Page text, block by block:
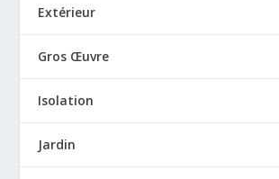
Extérieur
Gros Œuvre
Isolation
Jardin